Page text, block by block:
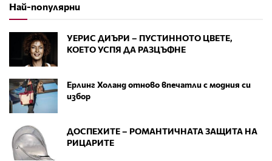
Най-популярни
УЕРИС ДИЪРИ – ПУСТИННОТО ЦВЕТЕ,
КОЕТО УСПЯ ДА РАЗЦЪФНЕ
Ерлинг Холанд отново впечатли с модния си
избор
ДОСПЕХИТЕ – РОМАНТИЧНАТА ЗАЩИТА НА
РИЦАРИТЕ